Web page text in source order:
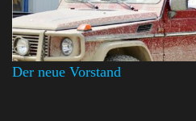
Der neue Vorstand